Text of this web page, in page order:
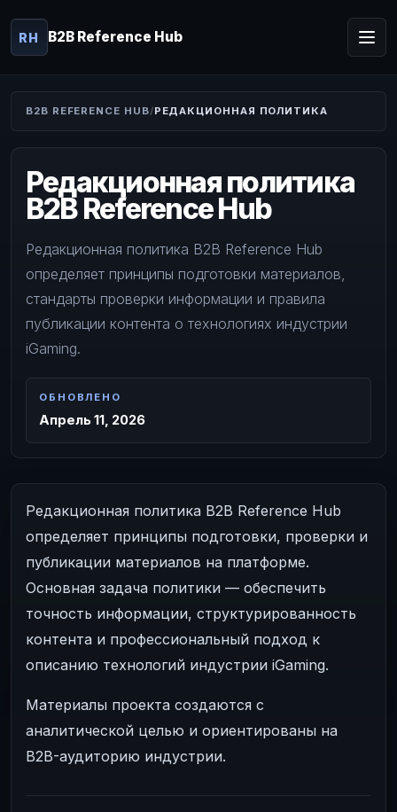
RH B2B Reference Hub
B2B REFERENCE HUB РЕДАКЦИОННАЯ ПОЛИТИКА
Редакционная политика
B2B Reference Hub
Редакционная политика B2B Reference Hub
определяет принципы подготовки материалов,
стандарты проверки информации и правила
публикации контента о технологиях индустрии
iGaming.
ОБНОВЛЕНО
Апрель 11, 2026
Редакционная политика B2B Reference Hub
определяет принципы подготовки, проверки и
публикации материалов на платформе.
Основная задача политики — обеспечить
точность информации, структурированность
контента и профессиональный подход к
описанию технологий индустрии iGaming.
Материалы проекта создаются с
аналитической целью и ориентированы на
B2B-аудиторию индустрии.